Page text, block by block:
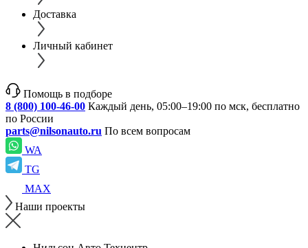
Доставка
Личный кабинет
Помощь в подборе
8 (800) 100-46-00 Каждый день, 05:00–19:00 по мск, бесплатно
по России
parts@nilsonauto.ru По всем вопросам
WA
TG
MAX
Наши проекты